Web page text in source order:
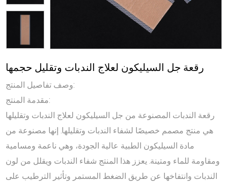
رقعة جل السيليكون لعلاج الندبات وتقليل حجمها
وصف تفاصيل المنتج:
مقدمة المنتج:
رقعة الندبات المصنوعة من جل السيليكون لعلاج الندبات وتقليلها
هي منتج مصمم خصيصًا لشفاء الندبات وتقليلها. إنها مصنوعة من
مادة السيليكون الطبية عالية الجودة، وهي ناعمة ومسامية
ومقاومة للماء ومتينة. يعزز هذا المنتج شفاء الندبات ويقلل من لون
الندبات وانتفاخها عن طريق الضغط المستمر وتأثير الترطيب على